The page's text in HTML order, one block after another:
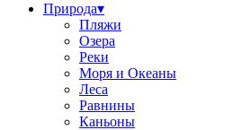
Природа▾
Пляжи
Озера
Реки
Моря и Океаны
Леса
Равнины
Каньоны